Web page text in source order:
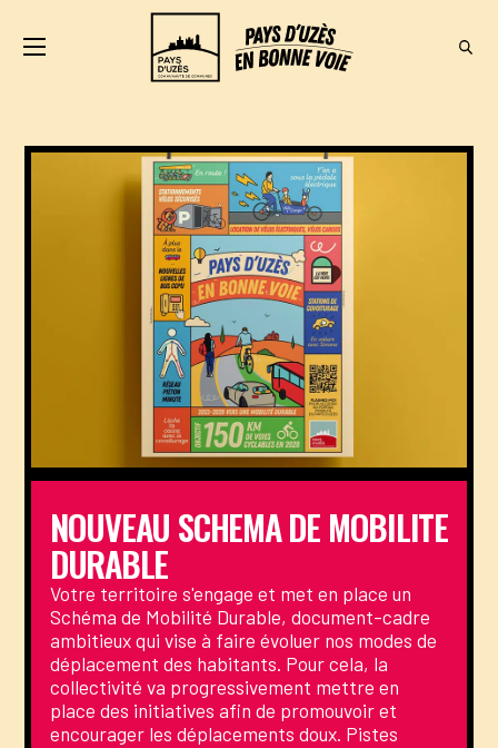
COVOITURAGE
AUTOPARTAGE
NOUVEAU SCHEMA DE MOBILITE
DURABLE
Votre territoire s'engage et met en place un
Schéma de Mobilité Durable, document-cadre
ambitieux qui vise à faire évoluer nos modes de
déplacement des habitants. Pour cela, la
collectivité va progressivement mettre en
place des initiatives afin de promouvoir et
encourager les déplacements doux. Pistes